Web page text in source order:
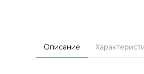
Описание